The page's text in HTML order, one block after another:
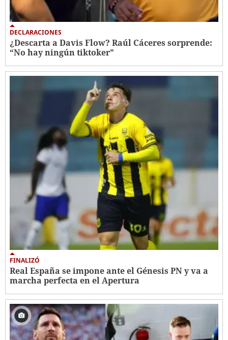
DECLARACIONES
¿Descarta a Davis Flow? Raúl Cáceres sorprende:
“No hay ningún tiktoker”
FINALIZÓ
Real España se impone ante el Génesis PN y va a
marcha perfecta en el Apertura